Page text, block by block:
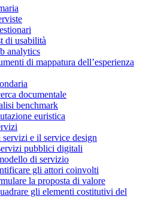
di usabilità
analytics
di mappatura dell’esperienza
documentale
benchmark
euristica
servizi e il service design
pubblici digitali
di servizio
gli attori coinvolti
la proposta di valore
gli elementi costitutivi del